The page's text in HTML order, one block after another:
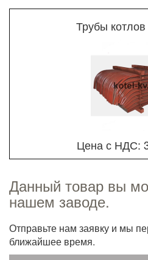
Трубы
Цена с НДС:
Данный товар вы
нашем заводе.
Отправьте нам заявку и мы
ближайшее время.